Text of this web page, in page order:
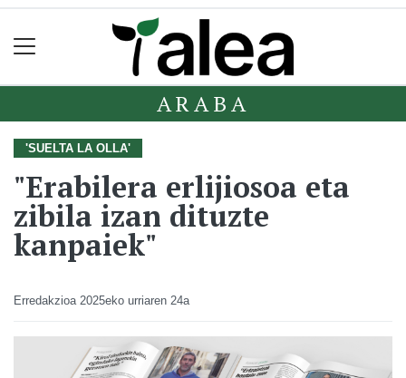
ARABA
'SUELTA LA OLLA'
"Erabilera erlijiosoa eta
zibila izan dituzte
kanpaiek"
Erredakzioa 2025eko urriaren 24a